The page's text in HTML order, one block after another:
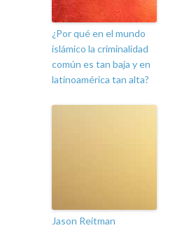
¿Por qué en el mundo
islámico la criminalidad
común es tan baja y en
latinoamérica tan alta?
Jason Reitman